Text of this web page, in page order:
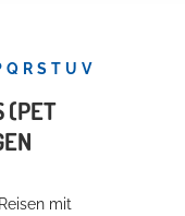
Q R S T U V
(PET
mit